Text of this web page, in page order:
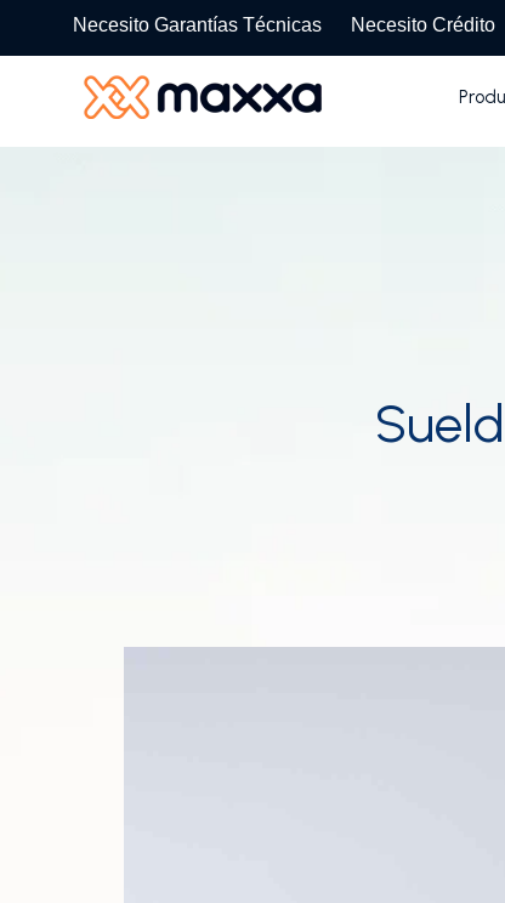
Necesito Garantías Técnicas Necesito Crédito